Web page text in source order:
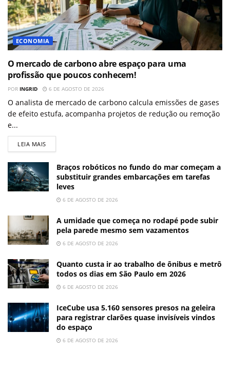
ECONOMIA
O mercado de carbono abre espaço para uma
profissão que poucos conhecem!
POR INGRID 6 DE AGOSTO DE 2026
O analista de mercado de carbono calcula emissões de gases
de efeito estufa, acompanha projetos de redução ou remoção
e...
LEIA MAIS
Braços robóticos no fundo do mar começam a
substituir grandes embarcações em tarefas
leves
6 DE AGOSTO DE 2026
A umidade que começa no rodapé pode subir
pela parede mesmo sem vazamentos
6 DE AGOSTO DE 2026
Quanto custa ir ao trabalho de ônibus e metrô
todos os dias em São Paulo em 2026
6 DE AGOSTO DE 2026
IceCube usa 5.160 sensores presos na geleira
para registrar clarões quase invisíveis vindos
do espaço
6 DE AGOSTO DE 2026